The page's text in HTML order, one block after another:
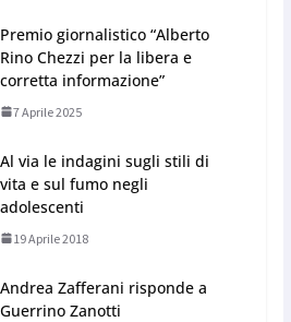
Premio giornalistico “Alberto
Rino Chezzi per la libera e
corretta informazione”
7 Aprile 2025
Al via le indagini sugli stili di
vita e sul fumo negli
adolescenti
19 Aprile 2018
Andrea Zafferani risponde a
Guerrino Zanotti